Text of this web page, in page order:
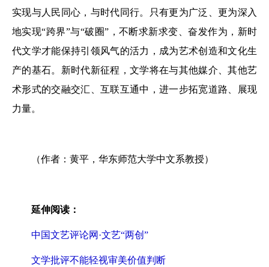
实现与人民同心，与时代同行。只有更为广泛、更为深入
地实现“跨界”与“破圈”，不断求新求变、奋发作为，新时
代文学才能保持引领风气的活力，成为艺术创造和文化生
产的基石。新时代新征程，文学将在与其他媒介、其他艺
术形式的交融交汇、互联互通中，进一步拓宽道路、展现
力量。
（作者：黄平，华东师范大学中文系教授）
延伸阅读：
中国文艺评论网·文艺“两创”
文学批评不能轻视审美价值判断